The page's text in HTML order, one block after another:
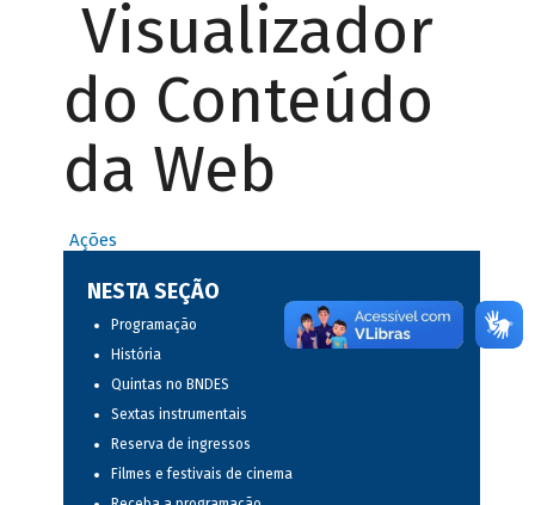
Visualizador
do Conteúdo
da Web
Ações
NESTA SEÇÃO
Programação
História
Quintas no BNDES
Sextas instrumentais
Reserva de ingressos
Filmes e festivais de cinema